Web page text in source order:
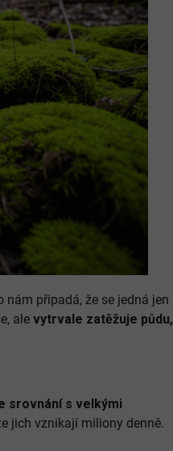
nám připadá, že se jedná jen
ale vytrvale zatěžuje půdu,
srovnání s velkými
jich vznikají miliony denně.